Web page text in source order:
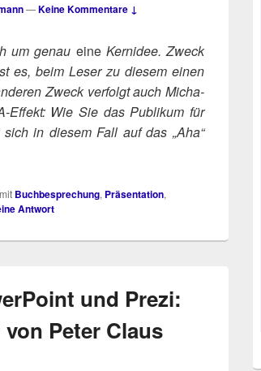
—Keine Kommentare ↓
um genau eineKern­idee. Zweck
es, beim Leser zu die­sem einen
Zweck ver­folgt auch Micha­
Effekt: Wie Sie das Publi­kum für
in die­sem Fall auf das „Aha“
Buchbesprechung, Präsentation,
Antwort
und Prezi:
Peter Claus